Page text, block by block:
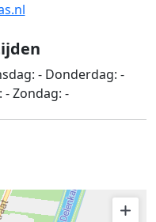
- Donderdag: -
-Zondag: -